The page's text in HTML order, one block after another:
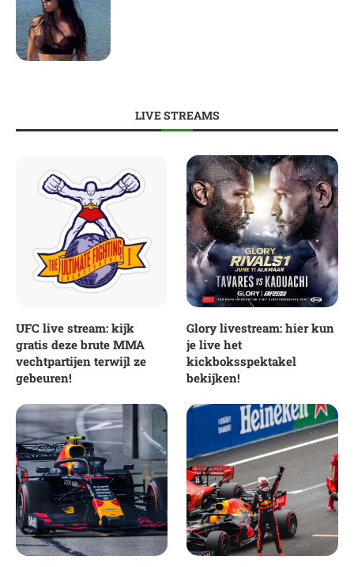
LIVE STREAMS
UFC live stream: kijk
gratis deze brute MMA
vechtpartijen terwijl ze
gebeuren!
Glory livestream: hier kun
je live het
kickboksspektakel
bekijken!